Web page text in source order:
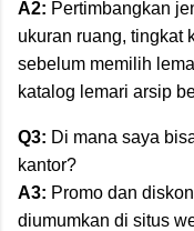
A2: Pertimbangkan
ukuran ruang, tingkat
sebelum memilih
katalog lemari arsip
Q3: Di mana saya
kantor?
A3: Promo dan
diumumkan di situs